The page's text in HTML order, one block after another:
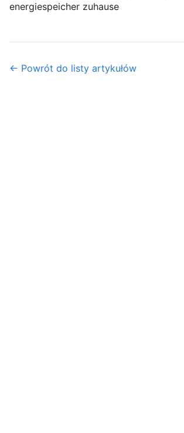
energiespeicher zuhause
← Powrót do listy artykułów